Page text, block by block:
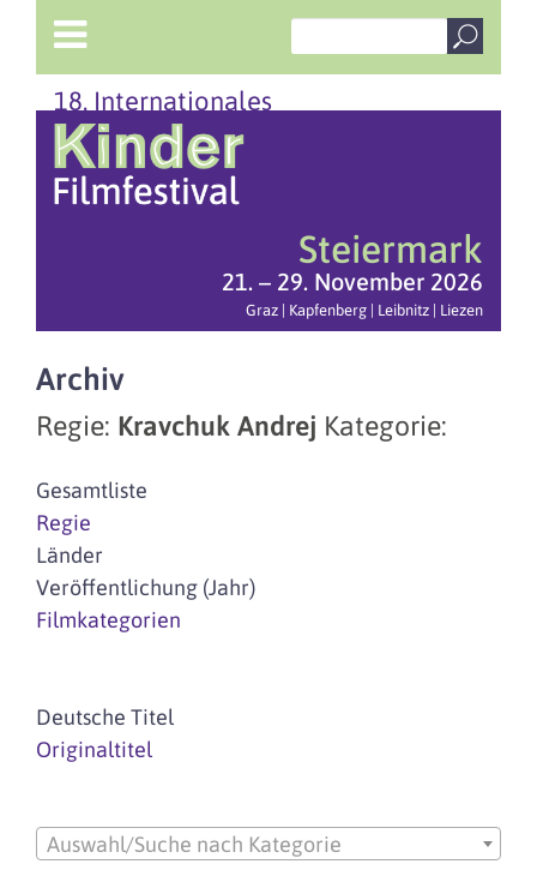
18. Internationales
Steiermark
21. – 29. November 2026
Graz | Kapfenberg | Leibnitz | Liezen
Archiv
Regie: Kravchuk Andrej Kategorie:
Gesamtliste
Regie
Länder
Veröffentlichung (Jahr)
Filmkategorien
Deutsche Titel
Originaltitel
Auswahl/Suche nach Kategorie